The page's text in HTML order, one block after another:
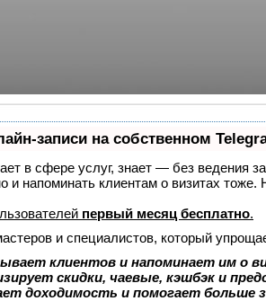
записи на собственном
в сфере услуг, знает — без ведения
и напоминать клиентам о визитах
первый месяц бесплатно.
и специалистов, который
клиентов и напоминает им о
скидки, чаевые, кэшбэк и
доходимость и помогает больше